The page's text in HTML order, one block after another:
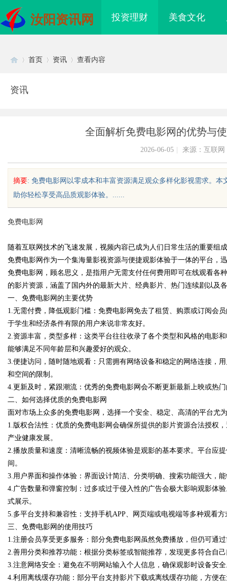
汝阳资讯网 投资理财 美食文化
uz
!
Bo
首页 资讯 查看内容
资讯
全面解析免费电影网的优势与
2026-06-05 来源：互联网
摘要: 免费电影网以零成本和丰富资源满足观众多样化影视需求。
助你轻松享受高品质观影体验。......
免费电影网
随着互联网技术的飞速发展，视频内容已成为人们日常生活的重要组
免费电影网作为一个集海量影视资源与便捷观影体验于一体的平台，
免费电影网，顾名思义，是指用户无需支付任何费用即可在线观看各
的影片资源，涵盖了国内外的最新大片、经典影片、热门连续剧以及
一、免费电影网的主要优势
1.无需付费，降低观影门槛：免费电影网免去了租赁、购票或订阅会
于学生和经济条件有限的用户来说非常友好。
2.资源丰富，类型多样：这类平台往往收录了各个类型和风格的电影
能够满足不同年龄层和兴趣爱好的观众。
3.便捷访问，随时随地观看：只需拥有网络设备和稳定的网络连接，
和空间的限制。
4.更新及时，紧跟潮流：优秀的免费电影网会不断更新最新上映或热
二、如何选择优质的免费电影网
面对市场上众多的免费电影网，选择一个安全、稳定、高清的平台尤
1.版权合法性：优质的免费电影网会确保所提供的影片资源合法授权
产业健康发展。
2.播放质量和速度：清晰流畅的视频体验是观影的基本要求。平台应
间。
3.用户界面和操作体验：界面设计简洁、分类明确、搜索功能强大，
4.广告数量和弹窗控制：过多或过于侵入性的广告会极大影响观影体
式展示。
5.多平台支持和兼容性：支持手机APP、网页端或电视端等多种观看
三、免费电影网的使用技巧
1.注册会员享受更多服务：部分免费电影网虽然免费播放，但仍可通
2.善用分类和推荐功能：根据分类标签或智能推荐，发现更多符合自
3.注意网络安全：避免在不明网站输入个人信息，确保观影时设备安
4.利用离线缓存功能：部分平台支持影片下载或离线缓存功能，方便
板官网：打造高品
平台 化策略